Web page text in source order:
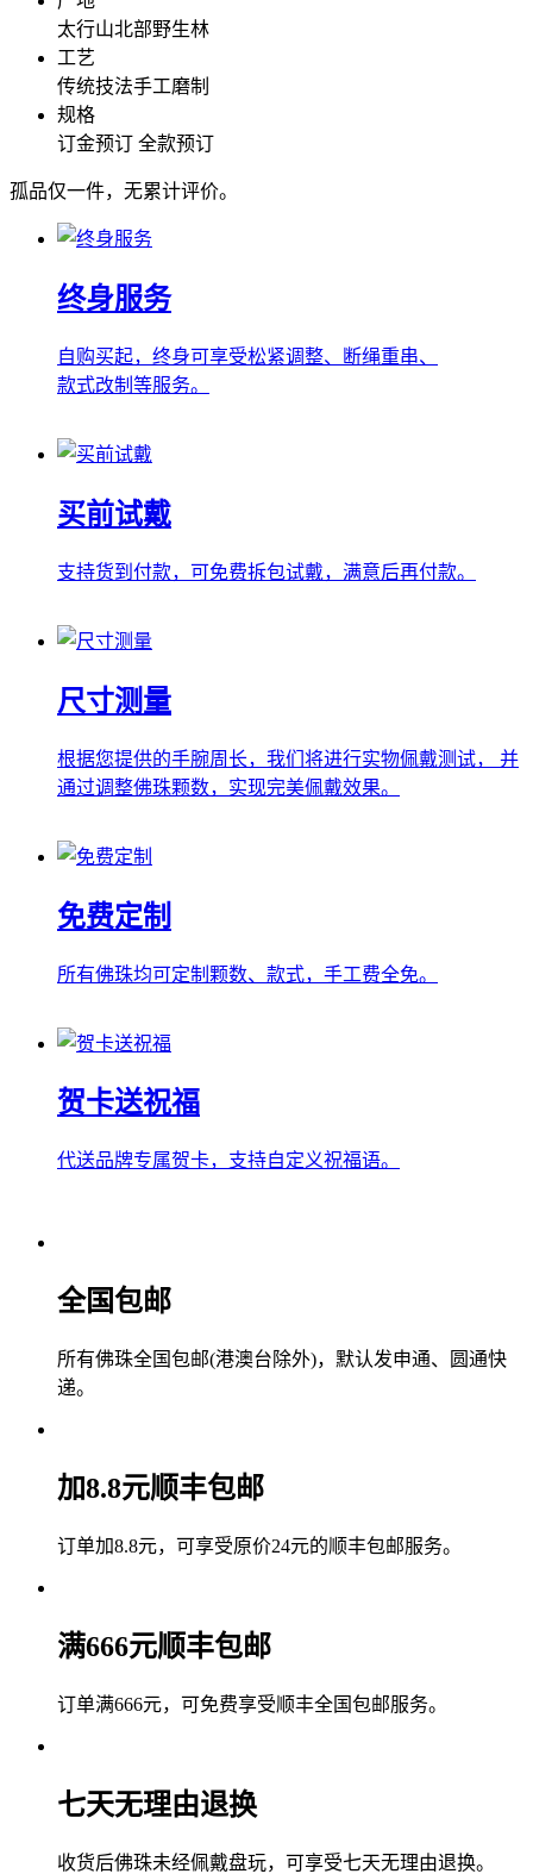
太行山北部野生林
工艺
传统技法手工磨制
规格
订金预订 全款预订
孤品仅一件，无累计评价。
终身服务
自购买起，终身可享受松紧调整、断绳重串、
款式改制等服务。
买前试戴
支持货到付款，可免费拆包试戴，满意后再付款。
尺寸测量
根据您提供的手腕周长，我们将进行实物佩戴测试， 并
通过调整佛珠颗数，实现完美佩戴效果。
免费定制
所有佛珠均可定制颗数、款式，手工费全免。
贺卡送祝福
代送品牌专属贺卡，支持自定义祝福语。
全国包邮
所有佛珠全国包邮(港澳台除外)，默认发申通、圆通快
递。
加8.8元顺丰包邮
订单加8.8元，可享受原价24元的顺丰包邮服务。
满666元顺丰包邮
订单满666元，可免费享受顺丰全国包邮服务。
七天无理由退换
收货后佛珠未经佩戴盘玩，可享受七天无理由退换。